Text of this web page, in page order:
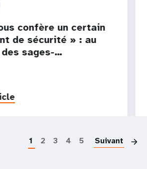
confère un certain
de sécurité » : au
des sages-…
1 2 3 4 5 Suivant